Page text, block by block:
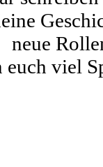
neue
euch viel